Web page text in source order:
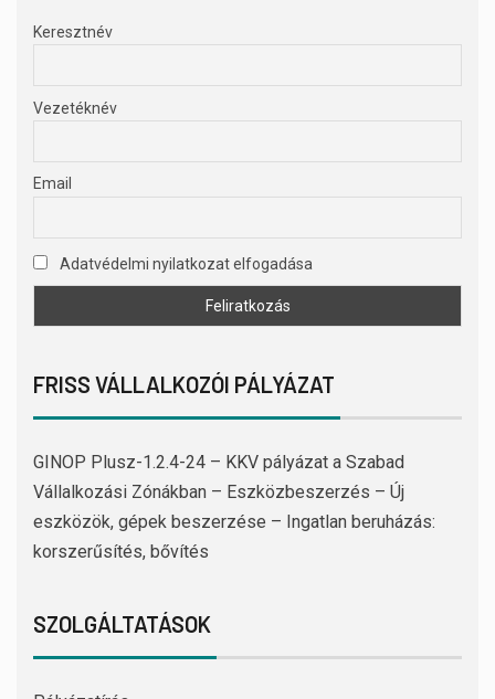
Keresztnév
Vezetéknév
Email
Adatvédelmi nyilatkozat elfogadása
FRISS VÁLLALKOZÓI PÁLYÁZAT
GINOP Plusz-1.2.4-24 – KKV pályázat a Szabad
Vállalkozási Zónákban – Eszközbeszerzés – Új
eszközök, gépek beszerzése – Ingatlan beruházás:
korszerűsítés, bővítés
SZOLGÁLTATÁSOK